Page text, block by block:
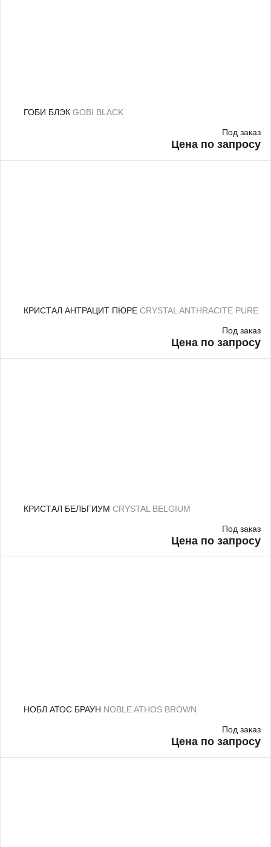
ГОБИ БЛЭК GOBI BLACK
Под заказ
Цена по запросу
КРИСТАЛ АНТРАЦИТ ПЮРЕ CRYSTAL ANTHRACITE PURE
Под заказ
Цена по запросу
КРИСТАЛ БЕЛЬГИУМ CRYSTAL BELGIUM
Под заказ
Цена по запросу
НОБЛ АТОС БРАУН NOBLE ATHOS BROWN
Под заказ
Цена по запросу